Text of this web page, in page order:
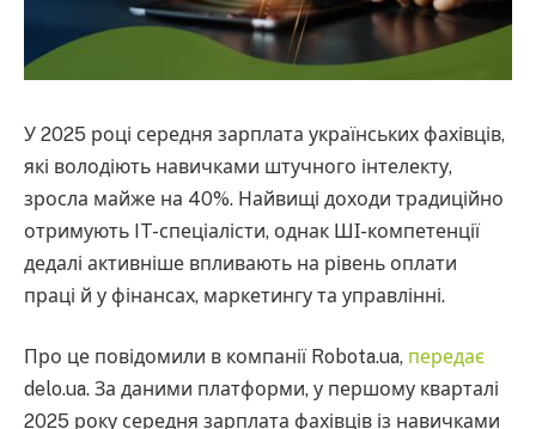
У 2025 році середня зарплата українських фахівців,
які володіють навичками штучного інтелекту,
зросла майже на 40%. Найвищі доходи традиційно
отримують IT-спеціалісти, однак ШІ-компетенції
дедалі активніше впливають на рівень оплати
праці й у фінансах, маркетингу та управлінні.
Про це повідомили в компанії Robota.ua, передає
delo.ua. За даними платформи, у першому кварталі
2025 року середня зарплата фахівців із навичками